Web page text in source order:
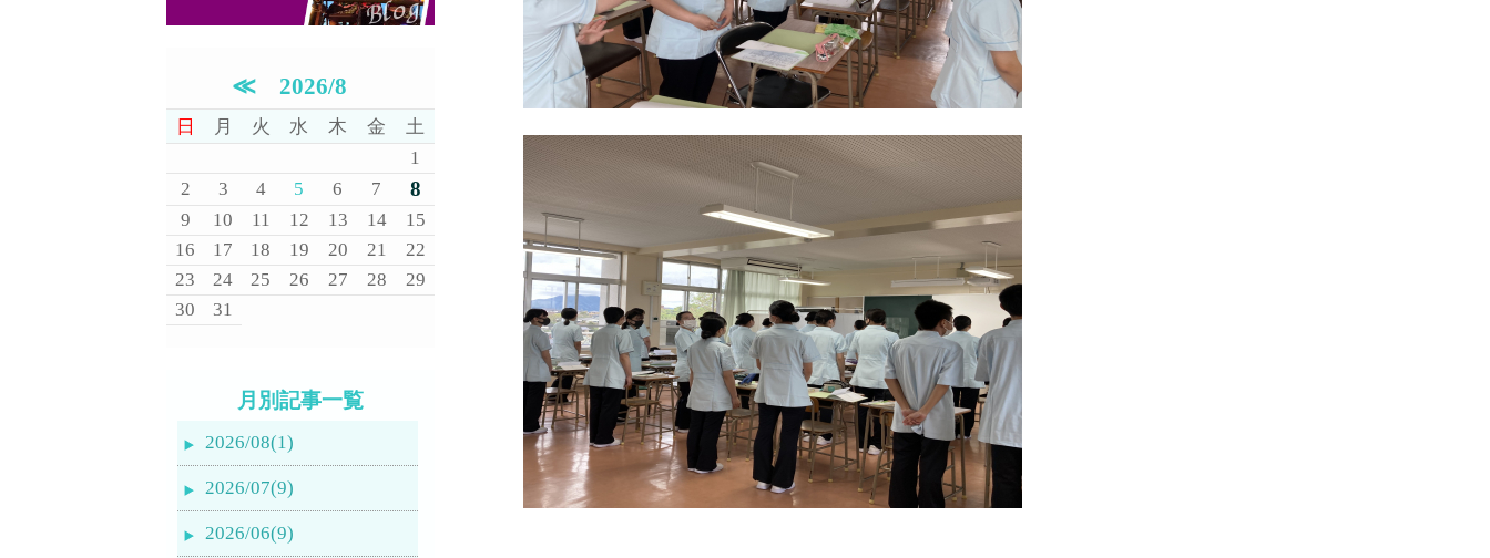
≪2026/8
日 月 火 水 木 金
土
1
2
3 4 5 6 7 8
9 10 11 12 13 14
15
16
17 18 19 20 21
22
23
24 25 26 27 28
29
30
31
月別記事一覧
2026/08(1)
2026/07(9)
2026/06(9)